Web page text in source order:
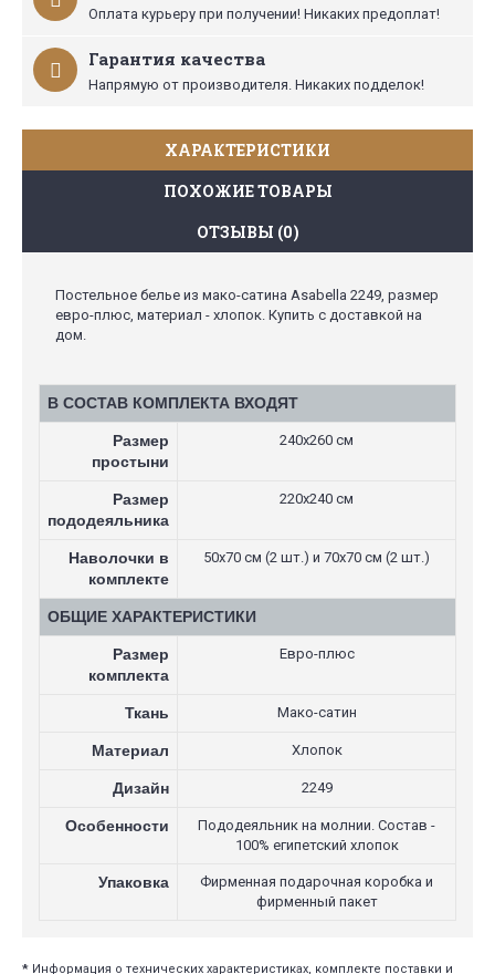
Оплата курьеру при получении! Никаких предоплат!
Гарантия качества
Напрямую от производителя. Никаких подделок!
ХАРАКТЕРИСТИКИ
ПОХОЖИЕ ТОВАРЫ
ОТЗЫВЫ (0)
Постельное белье из мако-сатина Asabella 2249, размер
евро-плюс, материал - хлопок. Купить с доставкой на
дом.
В СОСТАВ КОМПЛЕКТА ВХОДЯТ
Размер
простыни
240х260 см
Размер
пододеяльника
220х240 см
Наволочки в
комплекте
50х70 см (2 шт.) и 70х70 см (2 шт.)
ОБЩИЕ ХАРАКТЕРИСТИКИ
Размер
комплекта
Евро-плюс
Ткань Мако-сатин
Материал Хлопок
Дизайн 2249
Особенности
Пододеяльник на молнии. Состав -
100% египетский хлопок
Упаковка
Фирменная подарочная коробка и
фирменный пакет
* Информация о технических характеристиках, комплекте поставки и